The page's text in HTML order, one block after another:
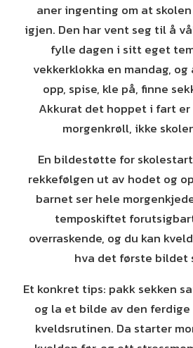
aner ingenting om at
igjen. Den har vent seg til å
fylle dagen i sitt eget
vekkerklokka en mandag,
opp, spise, kle på, finne
Akkurat det hoppet i fart er
morgenkrøll, ikke
En bildestøtte for
rekkefølgen ut av hodet og
barnet ser hele
temposkiftet
overraskende, og du kan
hva det første bildet
Et konkret tips: pakk sekken
og la et bilde av den
kveldsrutinen. Da starter